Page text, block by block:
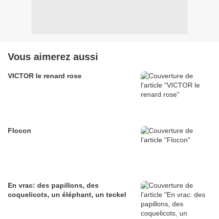
Vous aimerez aussi
VICTOR le renard rose
Flocon
En vrac: des papillons, des
coquelicots, un éléphant, un teckel